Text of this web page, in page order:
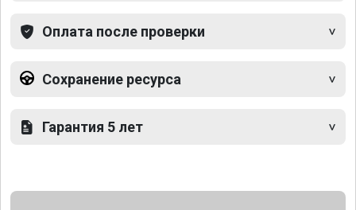
Оплата после проверки
Сохранение ресурса
Гарантия 5 лет